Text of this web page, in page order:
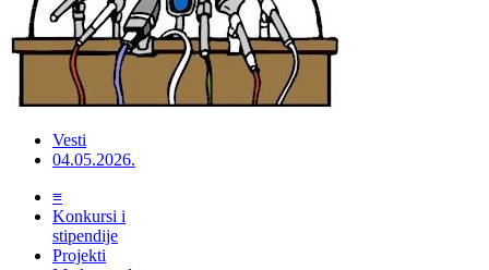
Vesti
04.05.2026.
≡
Konkursi i
stipendije
Projekti